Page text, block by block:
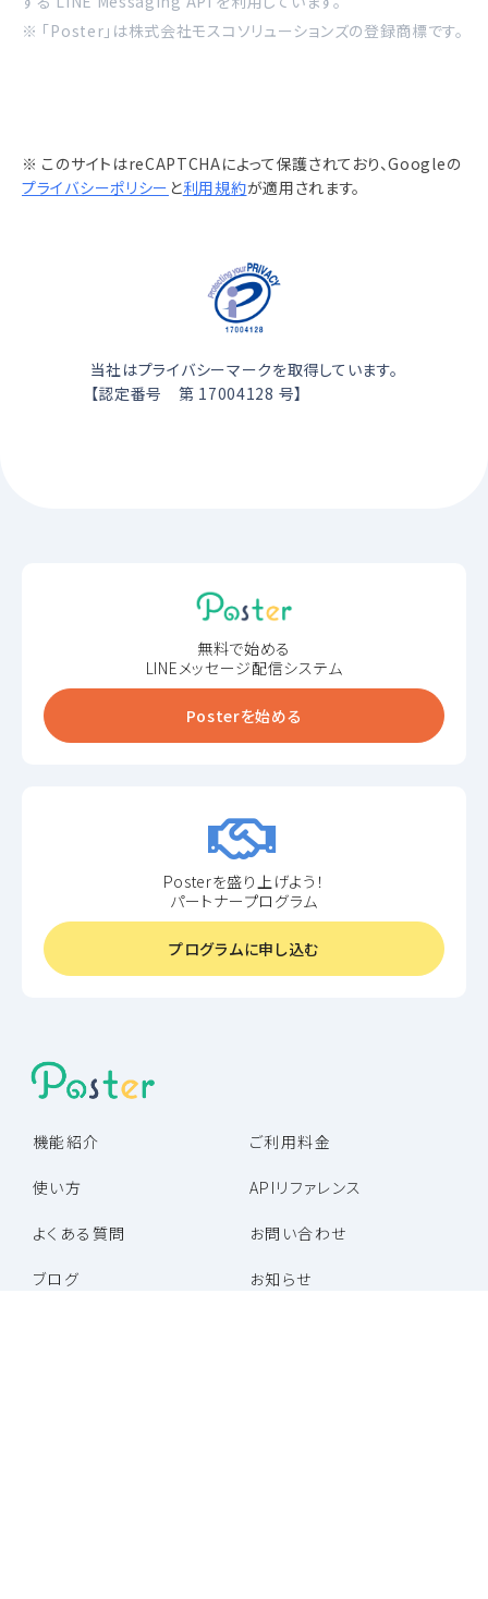
※ 「Poster」は株式会社モスコソリューションズの登録商標です。
※ このサイトはreCAPTCHAによって保護されており、Googleの
プライバシーポリシー と利用規約が適用されます。
当社はプライバシーマークを取得しています。
【認定番号 第 17004128 号】
機能紹介
使い方
よくある質問
ブログ
ご利用料金
APIリファレンス
お問い合わせ
お知らせ
無料で始める
LINEメッセージ配信システム
Posterを始める
Posterを盛り上げよう！
パートナープログラム
プログラムに申し込む